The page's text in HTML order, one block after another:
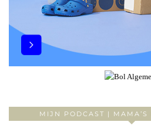
MIJN PODCAST | MAMA’S